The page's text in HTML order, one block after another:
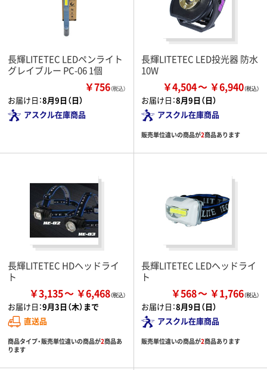
長輝LITETEC LEDペンライト
グレイブルー PC-06 1個
￥756（税込）
お届け日：8月9日（日）
アスクル在庫商品
長輝LITETEC LED投光器 防水
10W
￥4,504 ￥6,940
お届け日：8月9日（日）
アスクル在庫商品
販売単位違いの商品が2商品あります
長輝LITETEC HDヘッドライ
ト
￥3,135 ￥6,468
お届け日：9月3日（木）まで
直送品
商品タイプ・販売単位違いの商品が2商品あ
ります
長輝LITETEC LEDヘッドライ
ト
￥568 ￥1,766
お届け日：8月9日（日）
アスクル在庫商品
販売単位違いの商品が2商品あります